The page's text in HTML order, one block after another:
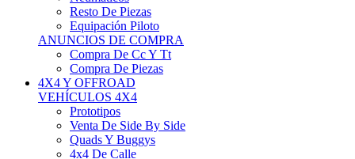
Resto De Piezas
Equipación Piloto
ANUNCIOS DE COMPRA
Compra De Cc Y Tt
Compra De Piezas
4X4 Y OFFROAD
VEHÍCULOS 4X4
Prototipos
Venta De Side By Side
Quads Y Buggys
4x4 De Calle